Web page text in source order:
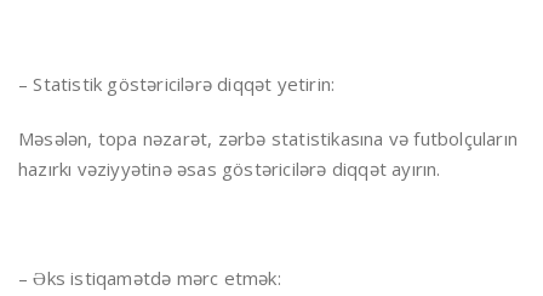
– Statistik göstəricilərə diqqət yetirin:
Məsələn, topa nəzarət, zərbə statistikasına və futbolçuların
hazırkı vəziyyətinə əsas göstəricilərə diqqət ayırın.
– Əks istiqamətdə mərc etmək: